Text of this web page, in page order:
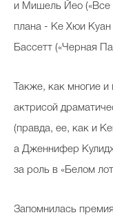
и Мишель Йео («Все
плана - Ке Хюи Куан
Бассетт («Черная
Также, как многие
актрисой
(правда, ее, как и
а Дженнифер
за роль в «Белом
Запомнилась